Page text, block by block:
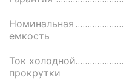
Номинальная
емкость
Ток холодной
прокрутки